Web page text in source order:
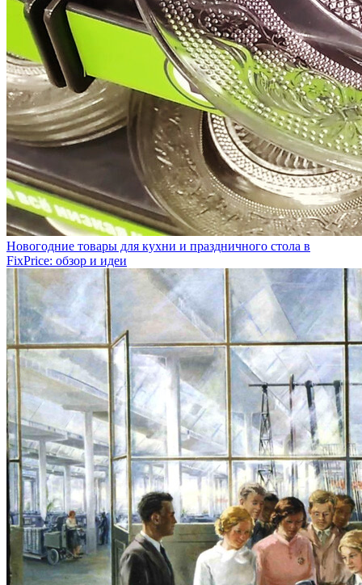
Новогодние товары для кухни и праздничного стола в
FixPrice: обзор и идеи